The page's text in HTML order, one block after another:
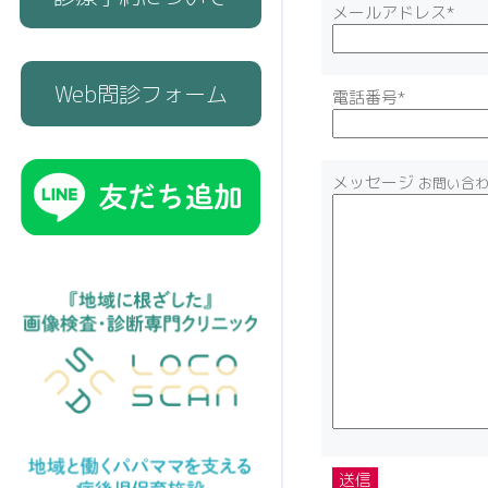
Web問診フォーム
メールアドレス*
電話番号*
メッセージ お問い合